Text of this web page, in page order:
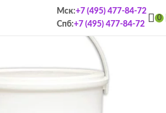
Мск:+7 (495) 477-84-72
Спб:+7 (495) 477-84-72
0